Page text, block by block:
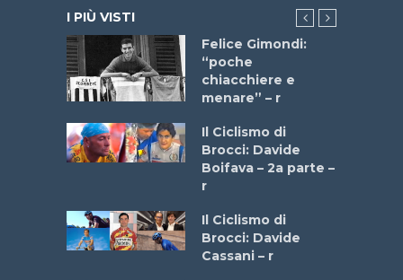
I PIÙ VISTI
Felice Gimondi:
“poche
chiacchiere e
menare” – r
Il Ciclismo di
Brocci: Davide
Boifava – 2a parte –
r
Il Ciclismo di
Brocci: Davide
Cassani – r